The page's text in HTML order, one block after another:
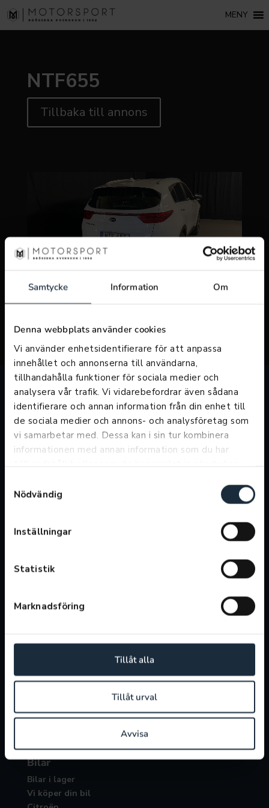
Samtycke Information Om
Denna webbplats använder cookies
Vi använder enhetsidentifierare för att anpassa
innehållet och annonserna till användarna,
tillhandahålla funktioner för sociala medier och
analysera vår trafik. Vi vidarebefordrar även sådana
identifierare och annan information från din enhet till
de sociala medier och annons- och analysföretag som
vi samarbetar med. Dessa kan i sin tur kombinera
informationen med annan information som du har
Nödvändig
Inställningar
Statistik
Marknadsföring
Tillåt alla
Tillåt urval
Avvisa
MENY
NTF655
Tillbaka till annons
Öppettider försäljning
Telefontider
Vardagar: 09:00-21:00
Butikstider
Lördag: 10:00-16:00
Öppettider verkstad
Lunchstängt 12:00-13:00
Servicepaket
Laga eller byta vindruta
Bilar
Bilar i lager
Vi köper din bil